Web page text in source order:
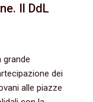
Il DdL
grande
dei
alle piazze